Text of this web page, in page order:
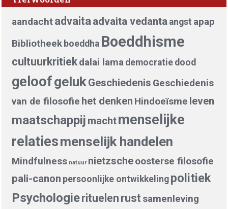
aandachtadvaitaadvaita vedanta angst apap
Bibliotheek boeddha Boeddhisme
cultuurkritiekdalai lama democratie dood
geloofgelukGeschiedenis Geschiedenis
van de filosofie het denken Hindoeïsme leven
maatschappij machtmenselijke
relatiesmenselijk handelen
Mindfulness natuur nietzscheoosterse filosofie
pali-canon persoonlijke ontwikkeling politiek
Psychologierituelen rust samenleving